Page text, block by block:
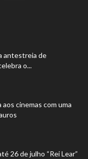
antestreia de
o...
cinemas com uma
26 de julho “Rei Lear”